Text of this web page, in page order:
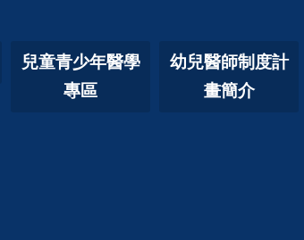
兒童青少年醫學
專區
幼兒醫師制度計
畫簡介